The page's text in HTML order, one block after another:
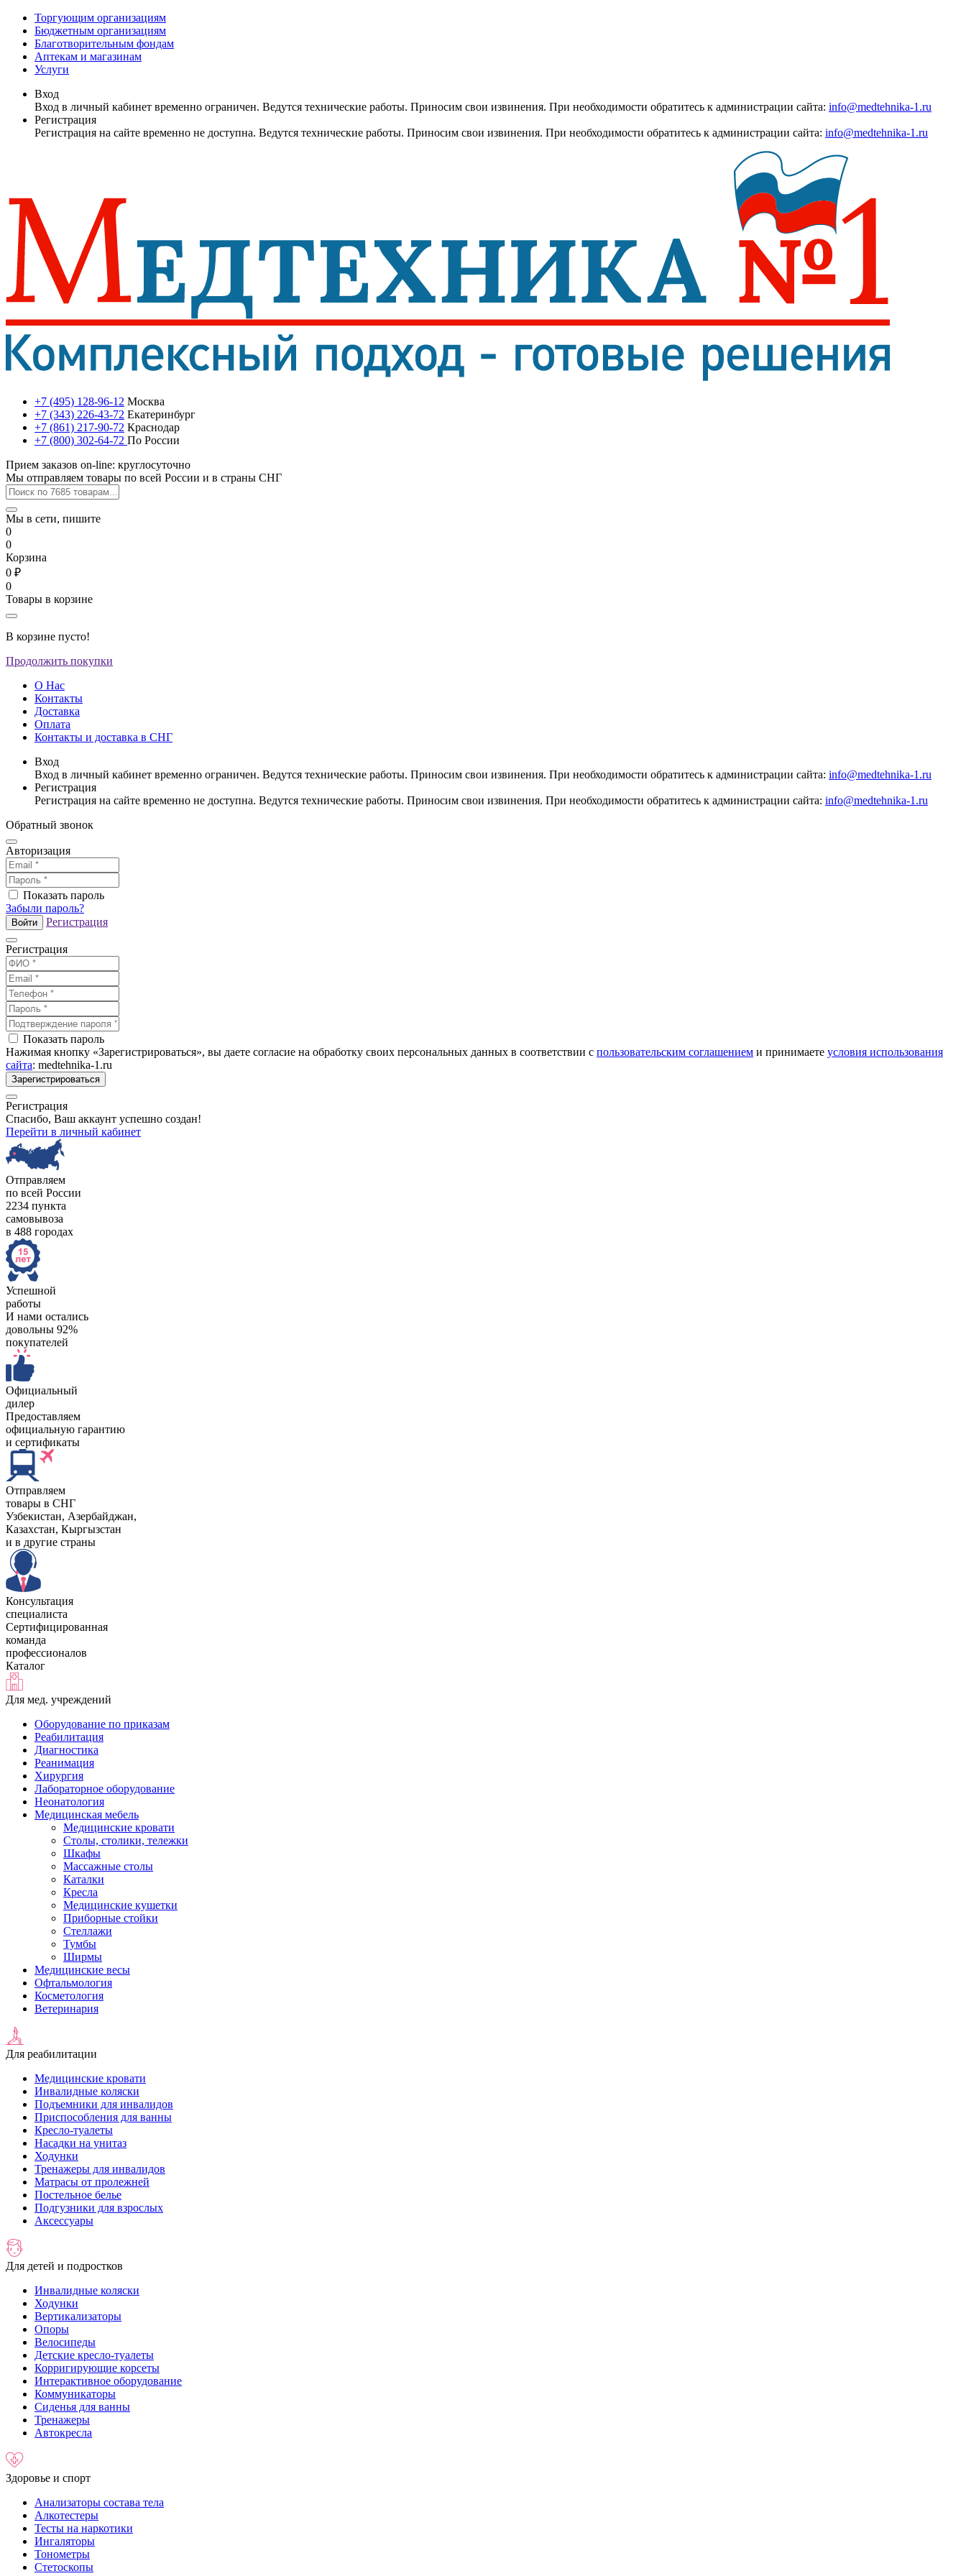
Торгующим организациям
Бюджетным организациям
Благотворительным фондам
Аптекам и магазинам
Услуги
Вход
Вход в личный кабинет временно ограничен. Ведутся технические работы. Приносим свои извинения. При необходимости обратитесь к администрации сайта: info@medtehnika-1.ru
Регистрация
Регистрация на сайте временно не доступна. Ведутся технические работы. Приносим свои извинения. При необходимости обратитесь к администрации сайта: info@medtehnika-1.ru
+7 (495) 128-96-12 Москва
+7 (343) 226-43-72 Екатеринбург
+7 (861) 217-90-72 Краснодар
+7 (800) 302-64-72 По России
Прием заказов on-line: круглосуточно
Мы отправляем товары по всей России и в страны СНГ
Мы в сети, пишите
0
0
Корзина
0 ₽
0
Товары в корзине
В корзине пусто!
Продолжить покупки
О Нас
Контакты
Доставка
Оплата
Контакты и доставка в СНГ
Вход
Вход в личный кабинет временно ограничен. Ведутся технические работы. Приносим свои извинения. При необходимости обратитесь к администрации сайта: info@medtehnika-1.ru
Регистрация
Регистрация на сайте временно не доступна. Ведутся технические работы. Приносим свои извинения. При необходимости обратитесь к администрации сайта: info@medtehnika-1.ru
Обратный звонок
Авторизация
Показать пароль
Забыли пароль?
Войти Регистрация
Регистрация
Показать пароль
Нажимая кнопку «Зарегистрироваться», вы даете согласие на обработку своих персональных данных в соответствии с пользовательским соглашением и принимаете условия использования
сайта: medtehnika-1.ru
Зарегистрироваться
Регистрация
Спасибо, Ваш аккаунт успешно создан!
Перейти в личный кабинет
Отправляем
по всей России
2234 пункта
самовывоза
в 488 городах
Успешной
работы
И нами остались
довольны 92%
покупателей
Официальный
дилер
Предоставляем
официальную гарантию
и сертификаты
Отправляем
товары в СНГ
Узбекистан, Aзербайджан,
Казахстан, Кыргызстан
и в другие страны
Консультация
специалиста
Сертифицированная
команда
профессионалов
Каталог
Для мед. учреждений
Оборудование по приказам
Реабилитация
Диагностика
Реанимация
Хирургия
Лабораторное оборудование
Неонатология
Медицинская мебель
Медицинские кровати
Столы, столики, тележки
Шкафы
Массажные столы
Каталки
Кресла
Медицинские кушетки
Приборные стойки
Стеллажи
Тумбы
Ширмы
Медицинские весы
Офтальмология
Косметология
Ветеринария
Для реабилитации
Медицинские кровати
Инвалидные коляски
Подъемники для инвалидов
Приспособления для ванны
Кресло-туалеты
Насадки на унитаз
Ходунки
Тренажеры для инвалидов
Матрасы от пролежней
Постельное белье
Подгузники для взрослых
Аксессуары
Для детей и подростков
Инвалидные коляски
Ходунки
Вертикализаторы
Опоры
Велосипеды
Детские кресло-туалеты
Корригирующие корсеты
Интерактивное оборудование
Коммуникаторы
Сиденья для ванны
Тренажеры
Автокресла
Здоровье и спорт
Анализаторы состава тела
Алкотестеры
Тесты на наркотики
Ингаляторы
Тонометры
Стетоскопы